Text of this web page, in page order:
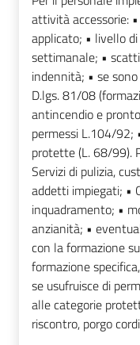
attività accessorie:
applicato; • livello
settimanale; •
indennità; • se
D.lgs. 81/08
antincendio e
permessi L.104/92;
protette (L. 68/99).
Servizi di pulizia,
addetti impiegati; •
inquadramento; •
anzianità; •
con la formazione
formazione
se usufruisce di
alle categorie
riscontro, porgo